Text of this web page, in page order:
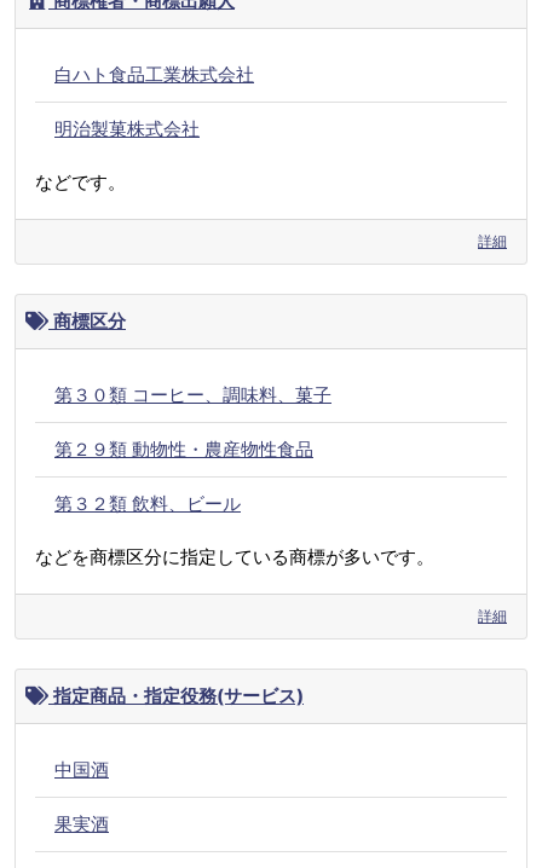
白ハト食品工業株式会社
明治製菓株式会社
などです。
詳細
商標区分
第３０類 コーヒー、調味料、菓子
第２９類 動物性・農産物性食品
第３２類 飲料、ビール
などを商標区分に指定している商標が多いです。
詳細
指定商品・指定役務(サービス)
中国酒
果実酒